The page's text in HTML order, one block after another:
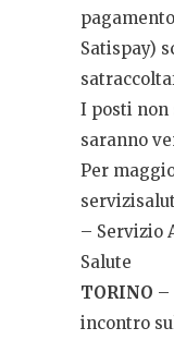
Satispay)
I posti
saranno
Per
– Servizio
Salute
TORINO –
incontro